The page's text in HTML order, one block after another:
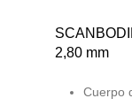
2,80 mm
Cuerpo